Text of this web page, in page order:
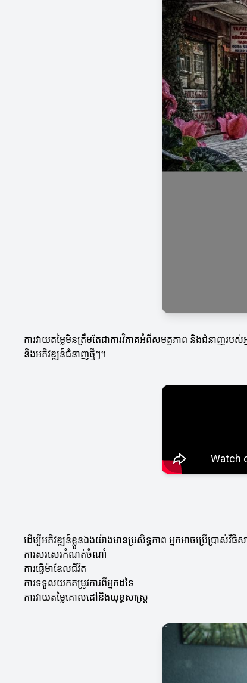
ការវាយតម្លៃមិនត្រឹមតែជាការវិភាគអំពីសមត្ថភាព និងជំនាញ
និងអភិវឌ្ឍន៍ជំនាញថ្មីៗ។
ដើម្បីអភិវឌ្ឍន៍ខ្លួនឯងយ៉ាងមានប្រសិទ្ធភាព អ្នកអាចប្រើប្រាស់វិធីសា
ការសរសេរកំណត់ចំណាំ
ការធ្វើម៉ាឌែលជីវិត
ការទទួលយកតម្រូវការពីអ្នកដទៃ
ការវាយតម្លៃគោលដៅនិងយុទ្ធសាស្ត្រ